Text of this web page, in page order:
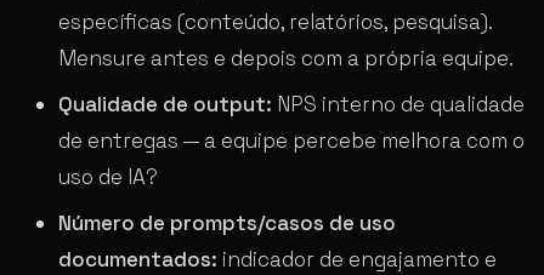
específicas (conteúdo, relatórios, pesquisa).
Mensure antes e depois com a própria equipe.
Qualidade de output: NPS interno de qualidade
de entregas — a equipe percebe melhora com o
uso de IA?
Número de prompts/casos de uso
documentados: indicador de engajamento e